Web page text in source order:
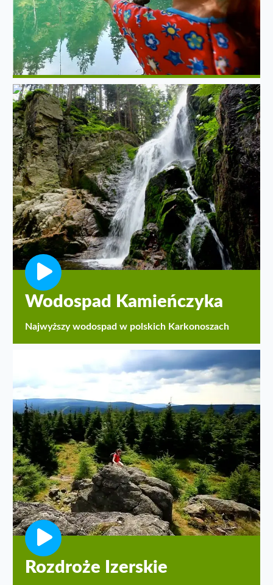
Wodospad Kamieńczyka
Najwyższy wodospad w polskich Karkonoszach
Rozdroże Izerskie